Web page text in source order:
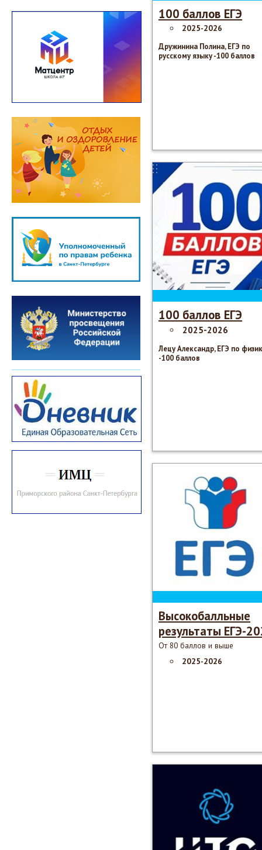
100 баллов ЕГЭ
2025-2026
Дружинина Полина, ЕГЭ по
русскому языку -100 баллов
100 баллов ЕГЭ
2025-2026
Лецу Александр, ЕГЭ по
-100 баллов
Высокобалльные
результаты ЕГЭ-
​От 80 баллов и выше
2025-2026